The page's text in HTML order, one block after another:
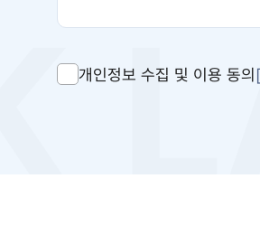
개인정보 수집 및 이용 동의